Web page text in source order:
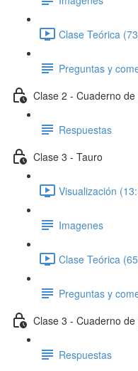
Clase Teórica
Preguntas y
Clase 2 - Cuaderno
Respuestas
Clase 3 - Tauro
Visualización
Imagenes
Clase Teórica
Preguntas y
Clase 3 - Cuaderno
Respuestas